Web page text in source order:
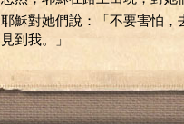
耶穌對她們說：「不要害怕
見到我。」